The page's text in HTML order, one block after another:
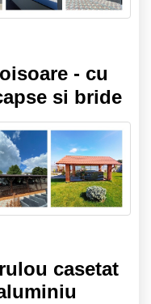
- cu
si bride
casetat